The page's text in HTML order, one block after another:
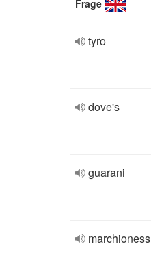
Frage
tyro
dove's
guarani
marchioness